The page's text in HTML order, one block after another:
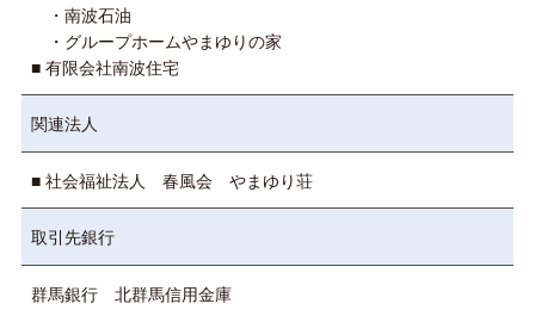
・南波石油
・グループホームやまゆりの家
■ 有限会社南波住宅
関連法人
■ 社会福祉法人 春風会 やまゆり荘
取引先銀行
群馬銀行 北群馬信用金庫